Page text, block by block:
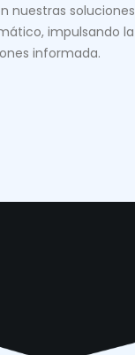
nuestras soluciones
impulsando la
informada.